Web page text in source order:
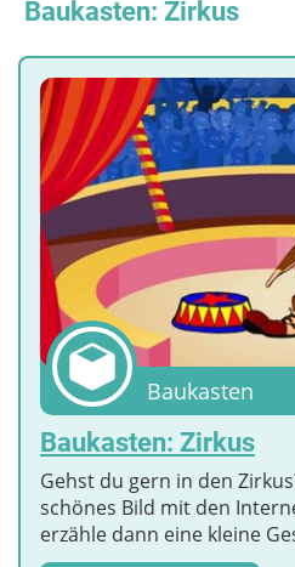
Baukasten: Zirkus
Baukasten
Baukasten: Zirkus
Gehst du gern in den
schönes Bild mit den
erzähle dann eine kleine